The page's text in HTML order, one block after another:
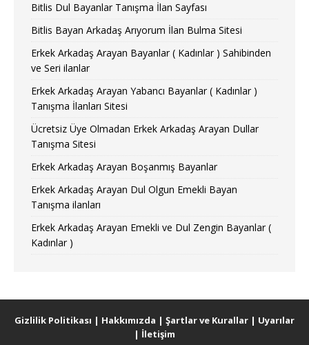
Bitlis Dul Bayanlar Tanışma İlan Sayfası
Bitlis Bayan Arkadaş Arıyorum İlan Bulma Sitesi
Erkek Arkadaş Arayan Bayanlar ( Kadınlar ) Sahibinden
ve Seri ilanlar
Erkek Arkadaş Arayan Yabancı Bayanlar ( Kadınlar )
Tanışma İlanları Sitesi
Ücretsiz Üye Olmadan Erkek Arkadaş Arayan Dullar
Tanışma Sitesi
Erkek Arkadaş Arayan Boşanmış Bayanlar
Erkek Arkadaş Arayan Dul Olgun Emekli Bayan
Tanışma ilanları
Erkek Arkadaş Arayan Emekli ve Dul Zengin Bayanlar (
Kadınlar )
Gizlilik Politikası | Hakkımızda | Şartlar ve Kurallar | Uyarılar
| İletişim